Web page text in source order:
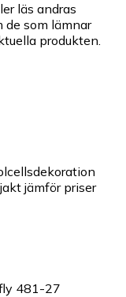
läs andras
de som lämnar
produkten.
jämför priser
481-27